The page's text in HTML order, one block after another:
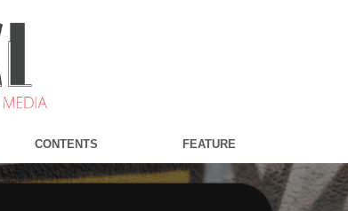
CONTENTS FEATURE